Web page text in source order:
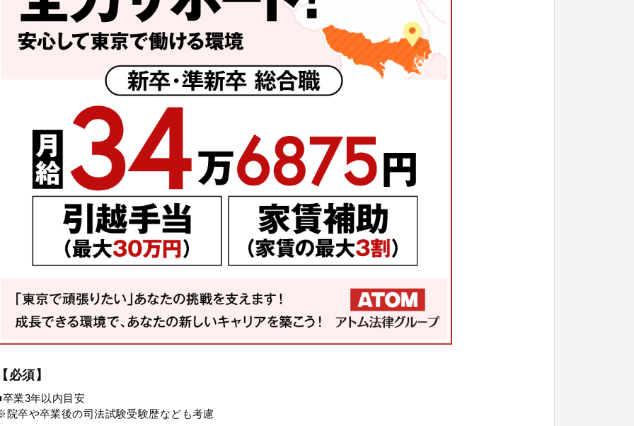
必須】
卒業3年以内目安
院卒や卒業後の司法試験受験歴なども考慮